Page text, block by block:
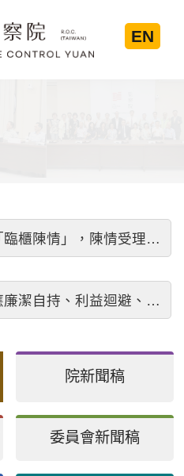
EN
歡迎預約「臨櫃陳情」，陳情受理中心將優先排定人員與您接談，釐清案情爭點後收案處理，以節省您的寶貴時間。
公務人員應廉潔自持、利益迴避、依法公正執行公務～考試院公務人員保障暨培訓委員會～
院新聞稿
委員會新聞稿